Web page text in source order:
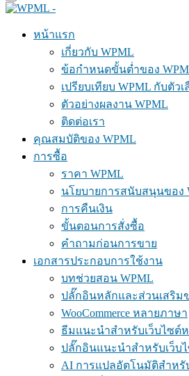
หน้าแรก
เกี่ยวกับ WPML
ข้อกำหนดขั้นต่ำของ
เปรียบเทียบ WPML กับตัว
ตัวอย่างผลงาน WPML
ติดต่อเรา
คุณสมบัติของ WPML
การซื้อ
ราคา WPML
นโยบายการสนับสนุนของ
การคืนเงิน
ขั้นตอนการสั่งซื้อ
คำถามก่อนการขาย
เอกสารประกอบการใช้งาน
บทช่วยสอน WPML
ปลั๊กอินหลักและส่วนเสริม
WooCommerce หลายภาษา
ธีมแนะนำสำหรับเว็บไซต์
ปลั๊กอินแนะนำสำหรับเว็บ
AI การแปลอัตโนมัติสำหรับ